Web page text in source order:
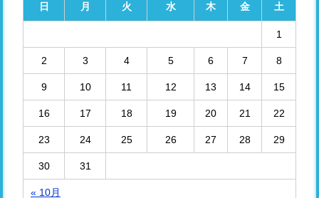
日
月 火 水 木 金 土
« 10月
1
2 3 4 5 6 7 8
9 10 11 12 13 14 15
16 17 18 19 20 21 22
23 24 25 26 27 28 29
30 31